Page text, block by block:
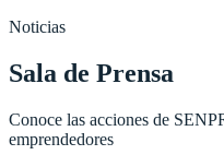
Noticias
Sala de Prensa
Conoce las acciones de
emprendedores